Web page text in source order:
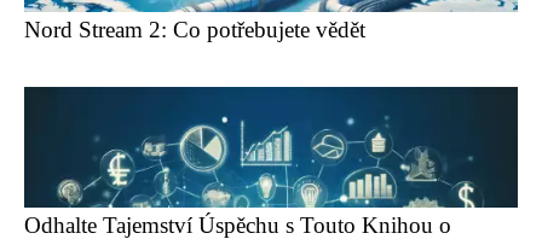
Nord Stream 2: Co potřebujete vědět
Odhalte Tajemství Úspěchu s Touto Knihou o